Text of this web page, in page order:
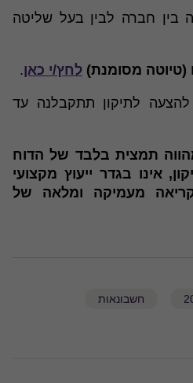
בין חברה לבין בעל שליטה
(טיוטה מסומנת) לחץ/י כאן.
להצעה לתיקון תתקבלנה עד
תמצית בלבד של הדוח
אינו בגדר ייעוץ מקצועי
מעמיקה ומלאה של
חשבונאות